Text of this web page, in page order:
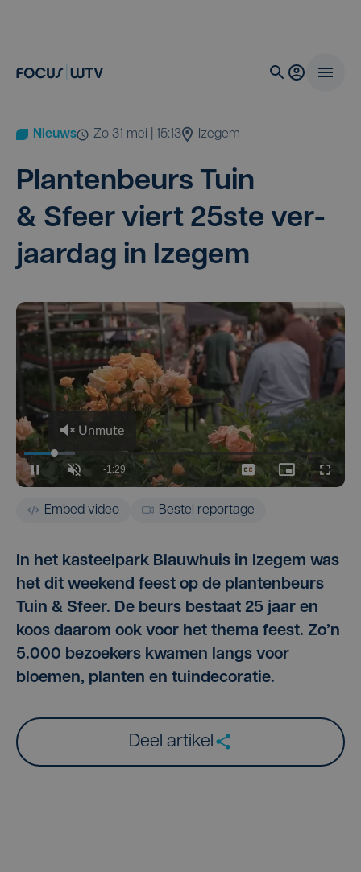
Nieuws zo 31 mei | 15:13 Izegem
Plan­ten­beurs Tuin
& Sfeer viert 25ste ver­
jaar­dag in Izegem
Embed video Bestel reportage
In het kasteelpark Blauwhuis in Izegem was
het dit weekend feest op de plantenbeurs
Tuin & Sfeer. De beurs bestaat 25 jaar en
koos daarom ook voor het thema feest. Zo’n
5.000 bezoekers kwamen langs voor
bloemen, planten en tuindecoratie.
Deel artikel